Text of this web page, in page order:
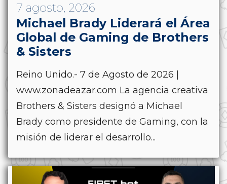
7 agosto, 2026
Michael Brady Liderará el Área
Global de Gaming de Brothers
& Sisters
Reino Unido.- 7 de Agosto de 2026 |
www.zonadeazar.com La agencia creativa
Brothers & Sisters designó a Michael
Brady como presidente de Gaming, con la
misión de liderar el desarrollo...